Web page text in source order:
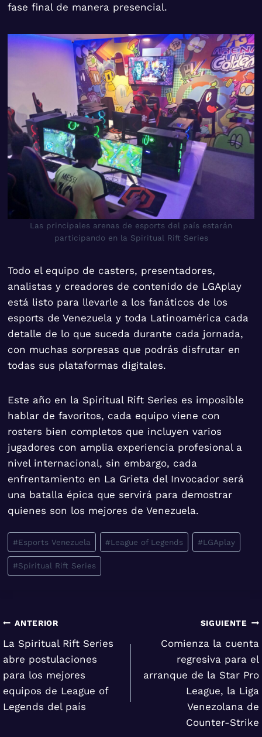
fase final de manera presencial.
Las principales arenas de esports del país estarán
participando en la Spiritual Rift Series
Todo el equipo de casters, presentadores,
analistas y creadores de contenido de LGAplay
está listo para llevarle a los fanáticos de los
esports de Venezuela y toda Latinoamérica cada
detalle de lo que suceda durante cada jornada,
con muchas sorpresas que podrás disfrutar en
todas sus plataformas digitales.
Este año en la Spiritual Rift Series es imposible
hablar de favoritos, cada equipo viene con
rosters bien completos que incluyen varios
jugadores con amplia experiencia profesional a
nivel internacional, sin embargo, cada
enfrentamiento en La Grieta del Invocador será
una batalla épica que servirá para demostrar
quienes son los mejores de Venezuela.
Etiquetas
de
la
#Esports Venezuela #League of Legends #LGAplay
#Spiritual Rift Series
Navegación
de
entradas
ANTERIOR
La Spiritual Rift Series
abre postulaciones
para los mejores
equipos de League of
Legends del país
SIGUIENTE
Comienza la cuenta
regresiva para el
arranque de la Star Pro
League, la Liga
Venezolana de
Counter-Strike